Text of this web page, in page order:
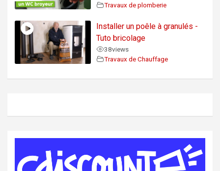
Travaux de plomberie
Installer un poêle à granulés -
Tuto bricolage
38views
Travaux de Chauffage